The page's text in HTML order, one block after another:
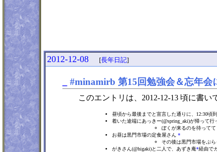
2012-12-08 [長年日記]
#minamirb 第15回勉強会＆忘年会
このエントリは、2012-12-13 頃に書い
昼頃から最後までと宣言した通りに、12:30頃
着いた途端にあっきー(@spring_aki)が帰って行
ぼくが来るのを待ってて
お昼は黒門市場の定食屋さん *
その後は黒門市場をぶら
がきさん(@higaki)と二人で、あずき庵*経由で